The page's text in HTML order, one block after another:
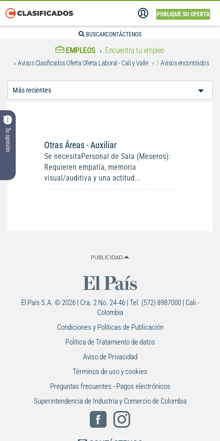
PUBLIQUE SU OFERTA
BUSCARCONTÁCTENOS
Tu opinión
EMPLEOS Encuentra tu empleo
Avisos Clasificados Oferta Oferta Laboral - Cali y Valle 1 Avisos encontrados
Otras Áreas - Auxiliar
Se necesitaPersonal de Sala (Meseros):
Requieren empatía, memoria
visual/auditiva y una actitud...
PUBLICIDAD
El País S.A. © 2026 | Cra. 2 No. 24-46 | Tel. (572) 8987000 | Cali -
Colombia
Condiciones y Políticas de Publicación
Política de Tratamiento de datos
Aviso de Privacidad
Términos de uso y cookies
Preguntas frecuentes - Pagos electrónicos
Superintendencia de Industria y Comercio de Colombia